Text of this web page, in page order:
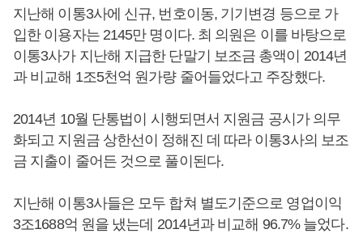
지난해 이통3사에 신규, 번호이동, 기기변경 등으로 가
입한 이용자는 2145만 명이다. 최 의원은 이를 바탕으로
이통3사가 지난해 지급한 단말기 보조금 총액이 2014년
과 비교해 1조5천억 원가량 줄어들었다고 주장했다.
2014년 10월 단통법이 시행되면서 지원금 공시가 의무
화되고 지원금 상한선이 정해진 데 따라 이통3사의 보조
금 지출이 줄어든 것으로 풀이된다.
지난해 이통3사들은 모두 합쳐 별도기준으로 영업이익
3조1688억 원을 냈는데 2014년과 비교해 96.7% 늘었다.